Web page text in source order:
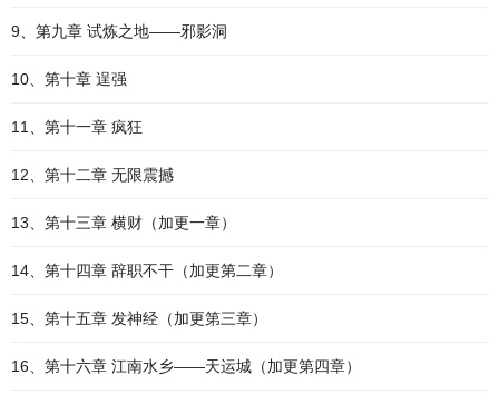
9、第九章 试炼之地——邪影洞
10、第十章 逞强
11、第十一章 疯狂
12、第十二章 无限震撼
13、第十三章 横财（加更一章）
14、第十四章 辞职不干（加更第二章）
15、第十五章 发神经（加更第三章）
16、第十六章 江南水乡——天运城（加更第四章）